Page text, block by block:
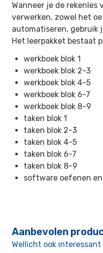
Wanneer je de rekenles
verwerken, zowel het
automatiseren, gebruik
Het leerpakket bestaat
werkboek blok 1
werkboek blok 2-3
werkboek blok 4-5
werkboek blok 6-7
werkboek blok 8-9
taken blok 1
taken blok 2-3
taken blok 4-5
taken blok 6-7
taken blok 8-9
software oefenen
Aanbevolen
Wellicht ook interessant